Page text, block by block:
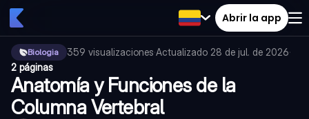
Abrir la app
Biologia 359 visualizaciones·Actualizado 28 de jul. de 2026·
2 páginas
Anatomía y Funciones de la
Columna Vertebral